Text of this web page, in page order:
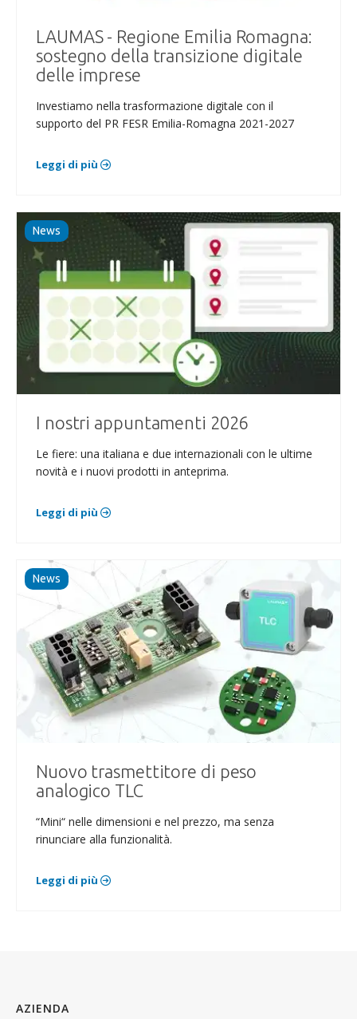
LAUMAS - Regione Emilia Romagna:
sostegno della transizione digitale
delle imprese
Investiamo nella trasformazione digitale con il
supporto del PR FESR Emilia-Romagna 2021-2027
Leggi di più
News
I nostri appuntamenti 2026
Le fiere: una italiana e due internazionali con le ultime
novità e i nuovi prodotti in anteprima.
Leggi di più
News
Nuovo trasmettitore di peso
analogico TLC
“Mini“ nelle dimensioni e nel prezzo, ma senza
rinunciare alla funzionalità.
Leggi di più
AZIENDA